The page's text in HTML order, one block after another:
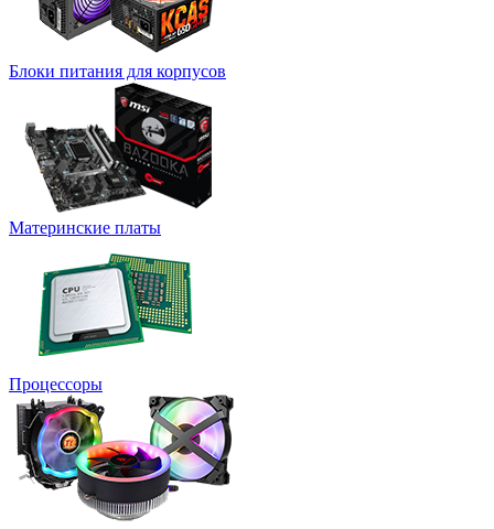
Блоки питания для корпусов
Материнские платы
Процессоры